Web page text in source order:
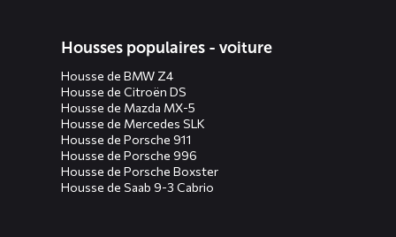
Housses populaires - voiture
Housse de BMW Z4
Housse de Citroën DS
Housse de Mazda MX-5
Housse de Mercedes SLK
Housse de Porsche 911
Housse de Porsche 996
Housse de Porsche Boxster
Housse de Saab 9-3 Cabrio